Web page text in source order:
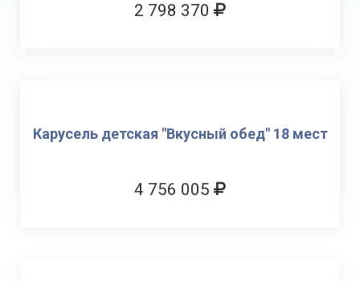
2 798 370
Карусель детская "Вкусный обед" 18 мест
4 756 005